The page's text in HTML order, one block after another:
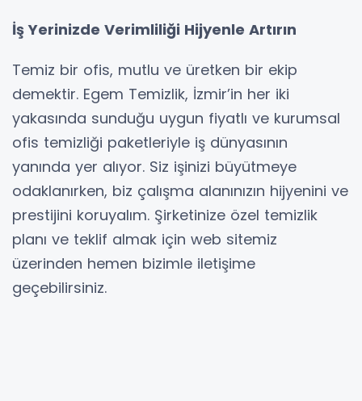
İş Yerinizde Verimliliği Hijyenle Artırın
Temiz bir ofis, mutlu ve üretken bir ekip
demektir. Egem Temizlik, İzmir’in her iki
yakasında sunduğu uygun fiyatlı ve kurumsal
ofis temizliği paketleriyle iş dünyasının
yanında yer alıyor. Siz işinizi büyütmeye
odaklanırken, biz çalışma alanınızın hijyenini ve
prestijini koruyalım. Şirketinize özel temizlik
planı ve teklif almak için web sitemiz
üzerinden hemen bizimle iletişime
geçebilirsiniz.